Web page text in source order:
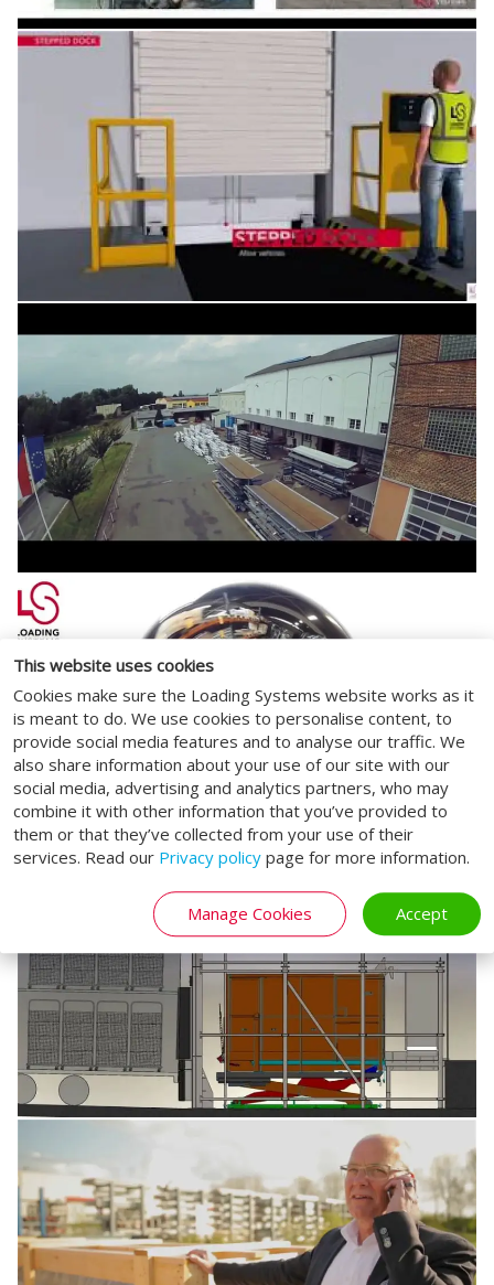
This website uses cookies
Cookies make sure the Loading Systems website works as it
is meant to do. We use cookies to personalise content, to
provide social media features and to analyse our traffic. We
also share information about your use of our site with our
social media, advertising and analytics partners, who may
combine it with other information that you’ve provided to
them or that they’ve collected from your use of their
services. Read our Privacy policy page for more information.
Manage Cookies Accept